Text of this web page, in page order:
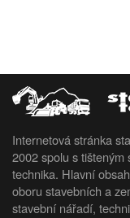
Internetová stránka
2002 spolu s
technika. Hlavní
oboru stavebních a
stavební nářadí,